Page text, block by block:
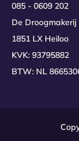
085 - 0609 202
De Droogmakerij
1851 LX Heiloo
KVK: 93795882
BTW: NL